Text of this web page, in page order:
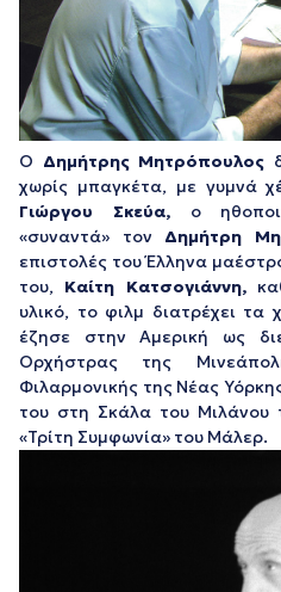
Ο Δημήτρης Μητρόπουλος
χωρίς μπαγκέτα, με γυμνά
Γιώργου Σκεύα,ο
«συναντά» τον Δημήτρη
επιστολές του Έλληνα
του, Καίτη Κατσογιάννη,
υλικό, το φιλμ διατρέχει
έζησε στην Αμερική ως
Ορχήστρας της
Φιλαρμονικής της Νέας
του στη Σκάλα του Μιλάνου
«Τρίτη Συμφωνία» του Μάλερ.